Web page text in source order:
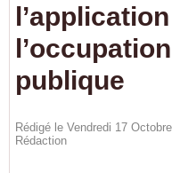
publique
Rédigé le Vendredi 17
Rédaction